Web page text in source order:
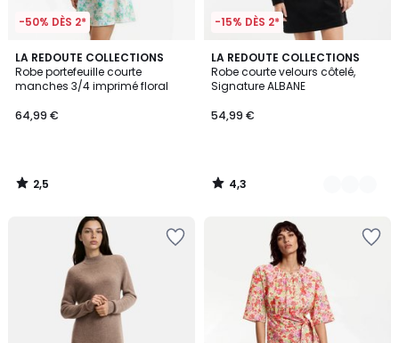
-50% DÈS 2*
LA REDOUTE COLLECTIONS
Robe portefeuille courte
manches 3/4 imprimé floral
64,99 €
2,5
/ 5
2,5
/
-15% DÈS 2*
LA REDOUTE COLLECTIONS
Robe courte velours côtelé,
Signature ALBANE
54,99 €
4,3
/ 5
2
Couleurs
4,3
/